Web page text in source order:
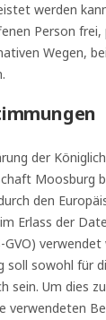
werden
Person frei,
Wegen,
der
Moosburg
den
Erlass der
verwendet
soll sowohl für
sein. Um dies
verwendeten